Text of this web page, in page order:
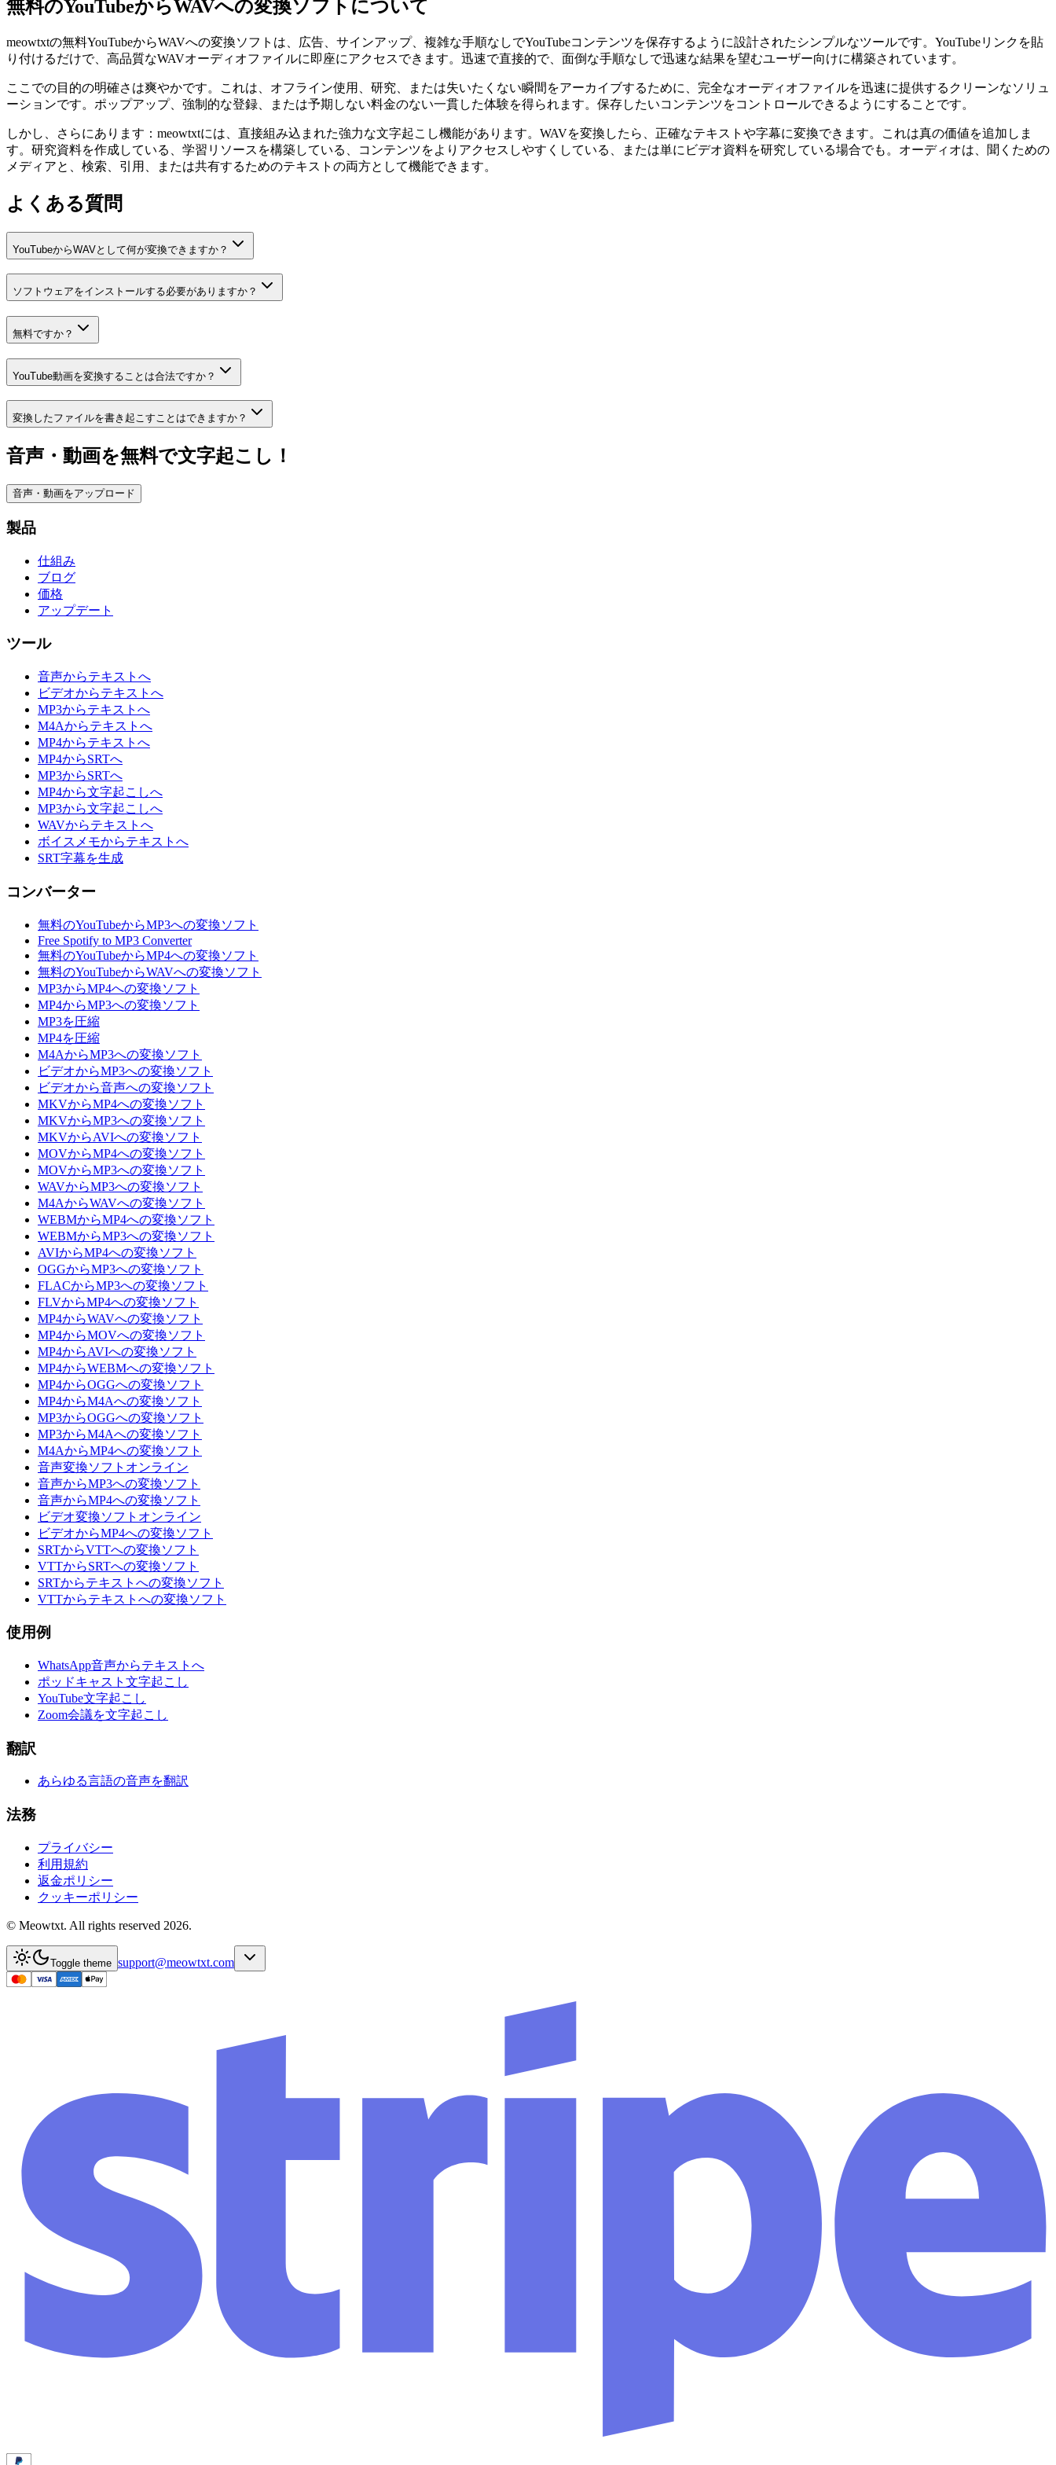
無料のYouTubeからWAVへの変換ソフトについて
meowtxtの無料YouTubeからWAVへの変換ソフトは、広告、サインアップ、複雑な手順なしでYouTubeコンテンツを保存するように設計されたシンプルなツールです。YouTubeリンクを貼
り付けるだけで、高品質なWAVオーディオファイルに即座にアクセスできます。迅速で直接的で、面倒な手順なしで迅速な結果を望むユーザー向けに構築されています。
ここでの目的の明確さは爽やかです。これは、オフライン使用、研究、または失いたくない瞬間をアーカイブするために、完全なオーディオファイルを迅速に提供するクリーンなソリュ
ーションです。ポップアップ、強制的な登録、または予期しない料金のない一貫した体験を得られます。保存したいコンテンツをコントロールできるようにすることです。
しかし、さらにあります：meowtxtには、直接組み込まれた強力な文字起こし機能があります。WAVを変換したら、正確なテキストや字幕に変換できます。これは真の価値を追加しま
す。研究資料を作成している、学習リソースを構築している、コンテンツをよりアクセスしやすくしている、または単にビデオ資料を研究している場合でも。オーディオは、聞くための
メディアと、検索、引用、または共有するためのテキストの両方として機能できます。
よくある質問
YouTubeからWAVとして何が変換できますか？
ソフトウェアをインストールする必要がありますか？
無料ですか？
YouTube動画を変換することは合法ですか？
変換したファイルを書き起こすことはできますか？
音声・動画を無料で文字起こし！
音声・動画をアップロード
製品
仕組み
ブログ
価格
アップデート
ツール
音声からテキストへ
ビデオからテキストへ
MP3からテキストへ
M4Aからテキストへ
MP4からテキストへ
MP4からSRTへ
MP3からSRTへ
MP4から文字起こしへ
MP3から文字起こしへ
WAVからテキストへ
ボイスメモからテキストへ
SRT字幕を生成
コンバーター
無料のYouTubeからMP3への変換ソフト
Free Spotify to MP3 Converter
無料のYouTubeからMP4への変換ソフト
無料のYouTubeからWAVへの変換ソフト
MP3からMP4への変換ソフト
MP4からMP3への変換ソフト
MP3を圧縮
MP4を圧縮
M4AからMP3への変換ソフト
ビデオからMP3への変換ソフト
ビデオから音声への変換ソフト
MKVからMP4への変換ソフト
MKVからMP3への変換ソフト
MKVからAVIへの変換ソフト
MOVからMP4への変換ソフト
MOVからMP3への変換ソフト
WAVからMP3への変換ソフト
M4AからWAVへの変換ソフト
WEBMからMP4への変換ソフト
WEBMからMP3への変換ソフト
AVIからMP4への変換ソフト
OGGからMP3への変換ソフト
FLACからMP3への変換ソフト
FLVからMP4への変換ソフト
MP4からWAVへの変換ソフト
MP4からMOVへの変換ソフト
MP4からAVIへの変換ソフト
MP4からWEBMへの変換ソフト
MP4からOGGへの変換ソフト
MP4からM4Aへの変換ソフト
MP3からOGGへの変換ソフト
MP3からM4Aへの変換ソフト
M4AからMP4への変換ソフト
音声変換ソフトオンライン
音声からMP3への変換ソフト
音声からMP4への変換ソフト
ビデオ変換ソフトオンライン
ビデオからMP4への変換ソフト
SRTからVTTへの変換ソフト
VTTからSRTへの変換ソフト
SRTからテキストへの変換ソフト
VTTからテキストへの変換ソフト
使用例
WhatsApp音声からテキストへ
ポッドキャスト文字起こし
YouTube文字起こし
Zoom会議を文字起こし
翻訳
あらゆる言語の音声を翻訳
法務
プライバシー
利用規約
返金ポリシー
クッキーポリシー
© Meowtxt. All rights reserved 2026.
Toggle theme support@meowtxt.com